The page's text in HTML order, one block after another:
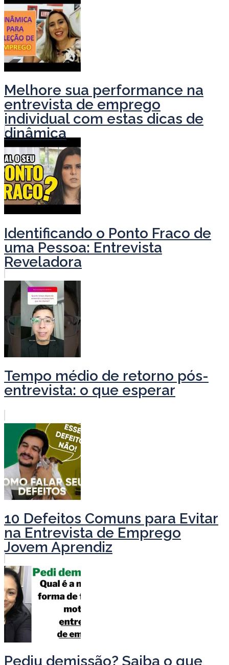
Melhore sua performance na
entrevista de emprego
individual com estas dicas de
dinâmica
Identificando o Ponto Fraco de
uma Pessoa: Entrevista
Reveladora
Tempo médio de retorno pós-
entrevista: o que esperar
10 Defeitos Comuns para Evitar
na Entrevista de Emprego
Jovem Aprendiz
Pediu demissão? Saiba o que